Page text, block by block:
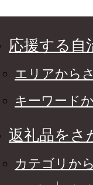
応援する自
エリアから
キーワード
返礼品をさ
カテゴリか